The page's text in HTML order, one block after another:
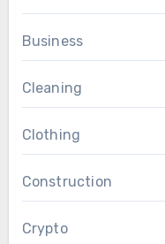
Business
Cleaning
Clothing
Construction
Crypto